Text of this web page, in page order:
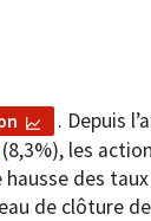
. Depuis
(8,3%), les
des
de clôture